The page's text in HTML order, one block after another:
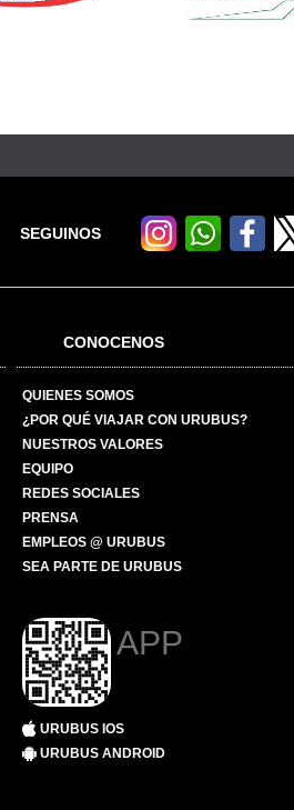
SEGUINOS
CONOCENOS
QUIENES SOMOS
¿POR QUÉ VIAJAR CON URUBUS?
NUESTROS VALORES
EQUIPO
REDES SOCIALES
PRENSA
EMPLEOS @ URUBUS
SEA PARTE DE URUBUS
APP
URUBUS IOS
URUBUS ANDROID